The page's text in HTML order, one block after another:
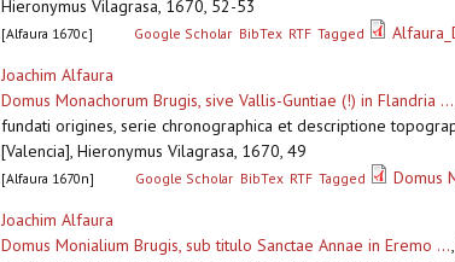
Hieronymus Vilagrasa, 1670, 52-53
[Alfaura 1670c] Google Scholar BibTex RTF Tagged
Joachim Alfaura
Domus Monachorum Brugis, sive Vallis-Guntiae (!) in Flandria ...
fundati origines, serie chronographica et descriptione
[Valencia], Hieronymus Vilagrasa, 1670, 49
[Alfaura 1670n] Google Scholar BibTex RTF Tagged Domus
Joachim Alfaura
Domus Monialium Brugis, sub titulo Sanctae Annae in Eremo ...,